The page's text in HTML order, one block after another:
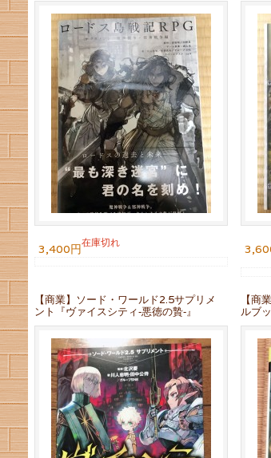
3,400円在庫切れ
【商業】ソード・ワールド2.5サプリメ
ント『ヴァイスシティ‐悪徳の贄‐』
【商
ルブッ